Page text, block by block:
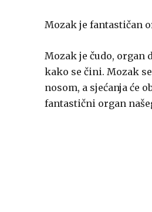
Mozak je fantastičan
Mozak je čudo, organ
kako se čini. Mozak
nosom, a sjećanja će
fantastični organ